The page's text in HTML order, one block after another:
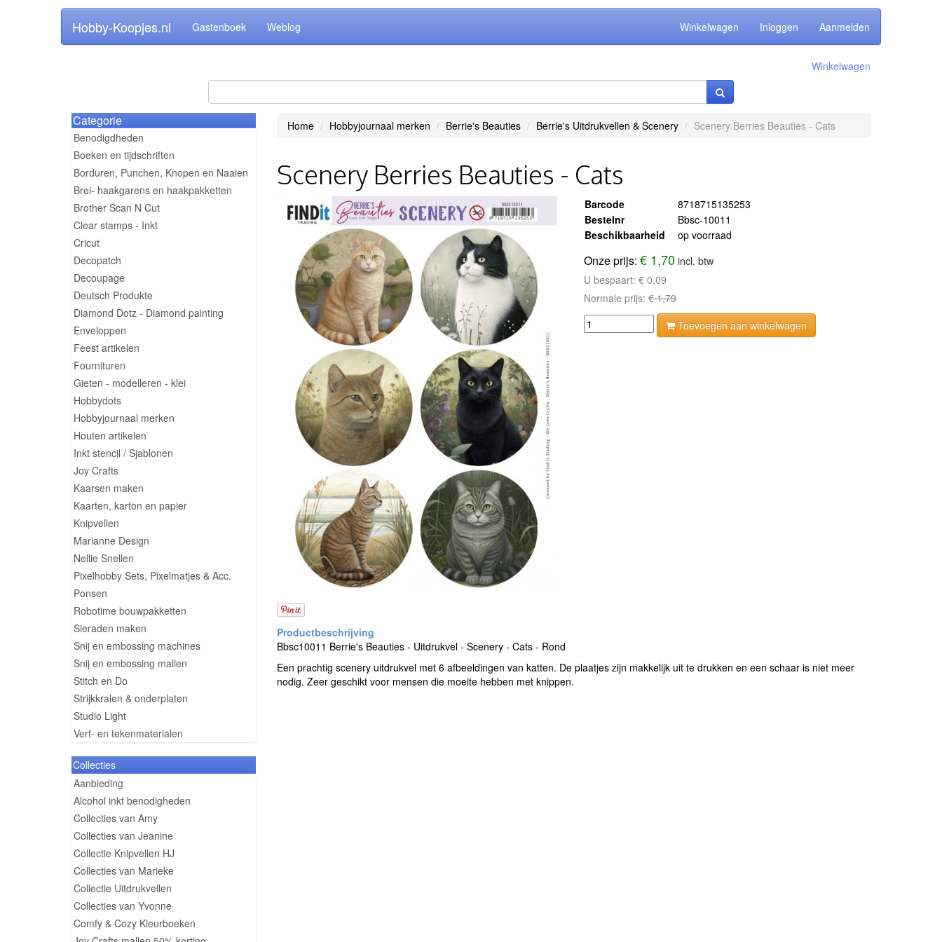
Hobby-Koopjes.nl Gastenboek Weblog Winkelwagen Inloggen Aanmelden
Winkelwagen
Categorie
Benodigdheden
Boeken en tijdschriften
Borduren, Punchen, Knopen en Naaien
Brei- haakgarens en haakpakketten
Brother Scan N Cut
Clear stamps - Inkt
Cricut
Decopatch
Decoupage
Deutsch Produkte
Diamond Dotz - Diamond painting
Enveloppen
Feest artikelen
Fournituren
Gieten - modelleren - klei
Hobbydots
Hobbyjournaal merken
Houten artikelen
Inkt stencil / Sjablonen
Joy Crafts
Kaarsen maken
Kaarten, karton en papier
Knipvellen
Marianne Design
Nellie Snellen
Pixelhobby Sets, Pixelmatjes & Acc.
Ponsen
Robotime bouwpakketten
Sieraden maken
Snij en embossing machines
Snij en embossing mallen
Stitch en Do
Strijkkralen & onderplaten
Studio Light
Verf- en tekenmaterialen
Collecties
Aanbieding
Alcohol inkt benodigheden
Collecties van Amy
Collecties van Jeanine
Collectie Knipvellen HJ
Collecties van Marieke
Collectie Uitdrukvellen
Collecties van Yvonne
Comfy & Cozy Kleurboeken
Home Hobbyjournaal merken Berrie's Beauties Berrie's Uitdrukvellen & Scenery Scenery Berries Beauties - Cats
Scenery Berries Beauties - Cats
Barcode
8718715135253
Bestelnr
Bbsc-10011
Beschikbaarheid
op voorraad
Onze prijs:€ 1,70 incl. btw
U bespaart:€ 0,09
Normale prijs:€ 1,79
Toevoegen aan winkelwagen
Bbsc10011 Berrie's Beauties - Uitdrukvel - Scenery - Cats - Rond
Een prachtig scenery uitdrukvel met 6 afbeeldingen van katten. De plaatjes zijn makkelijk uit te drukken en een schaar is niet meer
nodig. Zeer geschikt voor mensen die moeite hebben met knippen.